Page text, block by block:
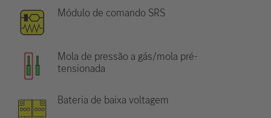
Módulo de comando SRS
Mola de pressão a gás/mola pré-
tensionada
Bateria de baixa voltagem